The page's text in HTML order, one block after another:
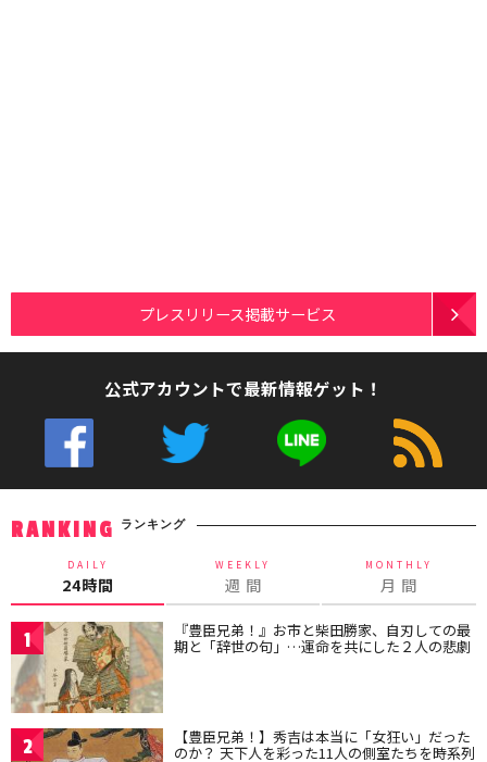
プレスリリース掲載サービス
公式アカウントで最新情報ゲット！
RANKING ランキング
DAILY
24時間
WEEKLY
週 間
MONTHLY
月 間
1 『豊臣兄弟！』お市と柴田勝家、自刃しての最
期と「辞世の句」…運命を共にした２人の悲劇
2 【豊臣兄弟！】秀吉は本当に「女狂い」だった
のか？ 天下人を彩った11人の側室たちを時系列